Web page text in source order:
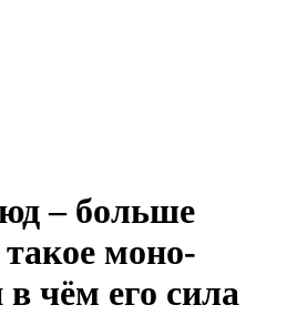
– больше
моно-
в чём его сила